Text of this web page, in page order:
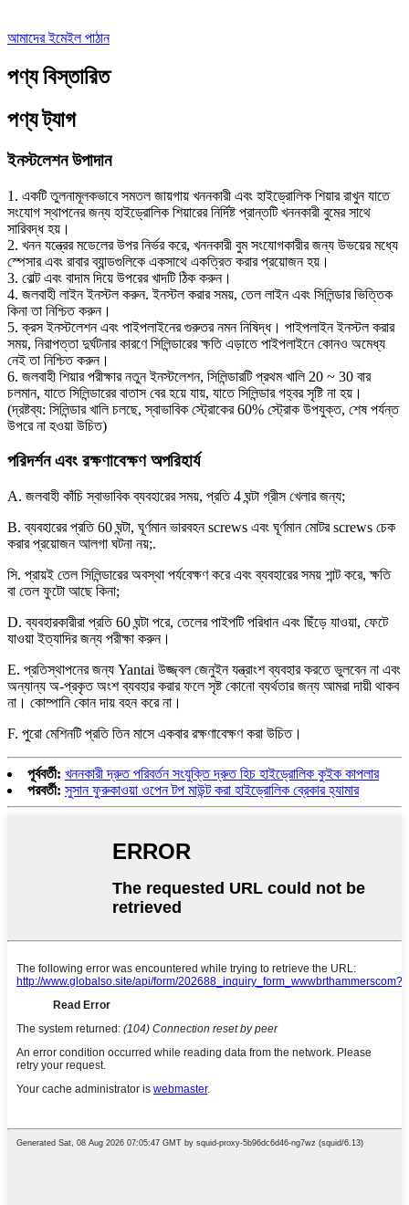
আমাদের ইমেইল পাঠান
পণ্য বিস্তারিত
পণ্য ট্যাগ
ইনস্টলেশন উপাদান
1. একটি তুলনামূলকভাবে সমতল জায়গায় খননকারী এবং হাইড্রোলিক শিয়ার রাখুন যাতে
সংযোগ স্থাপনের জন্য হাইড্রোলিক শিয়ারের নির্দিষ্ট প্রান্তটি খননকারী বুমের সাথে
সারিবদ্ধ হয়।
2. খনন যন্ত্রের মডেলের উপর নির্ভর করে, খননকারী বুম সংযোগকারীর জন্য উভয়ের মধ্যে
স্পেসার এবং রাবার ব্যান্ডগুলিকে একসাথে একত্রিত করার প্রয়োজন হয়।
3. বোল্ট এবং বাদাম দিয়ে উপরের খাদটি ঠিক করুন।
4. জলবাহী লাইন ইনস্টল করুন. ইনস্টল করার সময়, তেল লাইন এবং সিলিন্ডার ভিত্তিক
কিনা তা নিশ্চিত করুন।
5. ক্রস ইনস্টলেশন এবং পাইপলাইনের গুরুতর নমন নিষিদ্ধ। পাইপলাইন ইনস্টল করার
সময়, নিরাপত্তা দুর্ঘটনার কারণে সিলিন্ডারের ক্ষতি এড়াতে পাইপলাইনে কোনও অমেধ্য
নেই তা নিশ্চিত করুন।
6. জলবাহী শিয়ার পরীক্ষার নতুন ইনস্টলেশন, সিলিন্ডারটি প্রথম খালি 20 ~ 30 বার
চলমান, যাতে সিলিন্ডারের বাতাস বের হয়ে যায়, যাতে সিলিন্ডার গহ্বর সৃষ্টি না হয়।
(দ্রষ্টব্য: সিলিন্ডার খালি চলছে, স্বাভাবিক স্ট্রোকের 60% স্ট্রোক উপযুক্ত, শেষ পর্যন্ত
উপরে না হওয়া উচিত)
পরিদর্শন এবং রক্ষণাবেক্ষণ অপরিহার্য
A. জলবাহী কাঁচি স্বাভাবিক ব্যবহারের সময়, প্রতি 4 ঘন্টা গ্রীস খেলার জন্য;
B. ব্যবহারের প্রতি 60 ঘন্টা, ঘূর্ণমান ভারবহন screws এবং ঘূর্ণমান মোটর screws চেক
করার প্রয়োজন আলগা ঘটনা নয়;.
সি. প্রায়ই তেল সিলিন্ডারের অবস্থা পর্যবেক্ষণ করে এবং ব্যবহারের সময় শান্ট করে, ক্ষতি
বা তেল ফুটো আছে কিনা;
D. ব্যবহারকারীরা প্রতি 60 ঘন্টা পরে, তেলের পাইপটি পরিধান এবং ছিঁড়ে যাওয়া, ফেটে
যাওয়া ইত্যাদির জন্য পরীক্ষা করুন।
E. প্রতিস্থাপনের জন্য Yantai উজ্জ্বল জেনুইন যন্ত্রাংশ ব্যবহার করতে ভুলবেন না এবং
অন্যান্য অ-প্রকৃত অংশ ব্যবহার করার ফলে সৃষ্ট কোনো ব্যর্থতার জন্য আমরা দায়ী থাকব
না। কোম্পানি কোন দায় বহন করে না।
F. পুরো মেশিনটি প্রতি তিন মাসে একবার রক্ষণাবেক্ষণ করা উচিত।
পূর্ববর্তী: খননকারী দ্রুত পরিবর্তন সংযুক্তি দ্রুত হিচ হাইড্রোলিক কুইক কাপলার
পরবর্তী: সুসান ফুরুকাওয়া ওপেন টপ মাউন্ট করা হাইড্রোলিক ব্রেকার হ্যামার